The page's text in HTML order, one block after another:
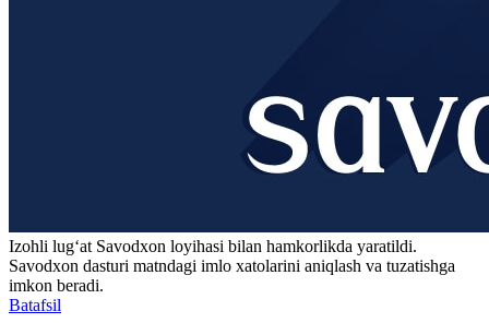
Izohli lugʻat Savodxon loyihasi bilan hamkorlikda yaratildi.
Savodxon dasturi matndagi imlo xatolarini aniqlash va tuzatishga
imkon beradi.
Batafsil